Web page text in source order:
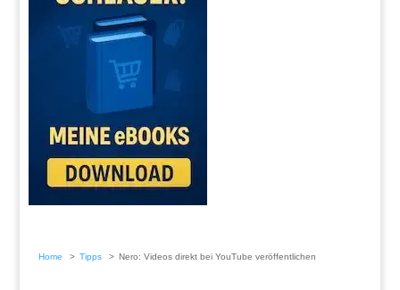
Home Tipps Nero: Videos direkt bei YouTube veröffentlichen